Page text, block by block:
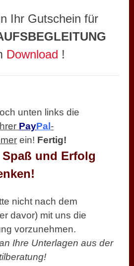
Ihr Gutschein für
Download !
unten linksdie
PayPal-
ein! Fertig!
und Erfolg
nicht nach dem
davor) mit uns die
vorzunehmen.
Ihre Unterlagen aus der